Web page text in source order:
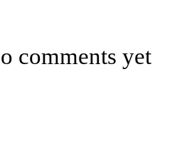
comments yet